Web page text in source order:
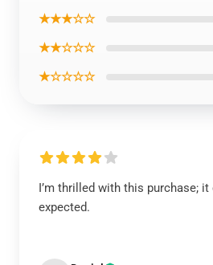
★★★☆☆
★★☆☆☆
★☆☆☆☆
I’m thrilled with this purchase;
expected.